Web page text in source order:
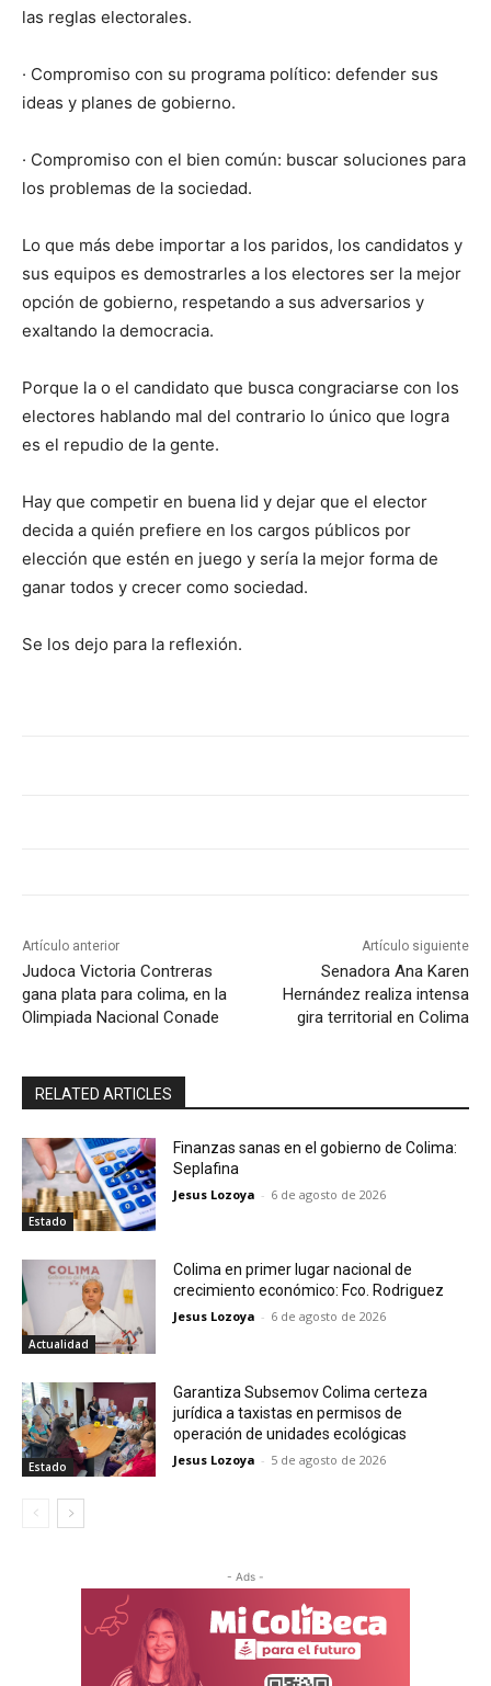
las reglas electorales.
· Compromiso con su programa político: defender sus
ideas y planes de gobierno.
· Compromiso con el bien común: buscar soluciones para
los problemas de la sociedad.
Lo que más debe importar a los paridos, los candidatos y
sus equipos es demostrarles a los electores ser la mejor
opción de gobierno, respetando a sus adversarios y
exaltando la democracia.
Porque la o el candidato que busca congraciarse con los
electores hablando mal del contrario lo único que logra
es el repudio de la gente.
Hay que competir en buena lid y dejar que el elector
decida a quién prefiere en los cargos públicos por
elección que estén en juego y sería la mejor forma de
ganar todos y crecer como sociedad.
Se los dejo para la reflexión.
Artículo anterior
Judoca Victoria Contreras
gana plata para colima, en la
Olimpiada Nacional Conade
Artículo siguiente
Senadora Ana Karen
Hernández realiza intensa
gira territorial en Colima
RELATED ARTICLES
Estado
Finanzas sanas en el gobierno de Colima:
Seplafina
Jesus Lozoya - 6 de agosto de 2026
Actualidad
Colima en primer lugar nacional de
crecimiento económico: Fco. Rodriguez
Jesus Lozoya - 6 de agosto de 2026
Estado
Garantiza Subsemov Colima certeza
jurídica a taxistas en permisos de
operación de unidades ecológicas
Jesus Lozoya - 5 de agosto de 2026
- Ads -